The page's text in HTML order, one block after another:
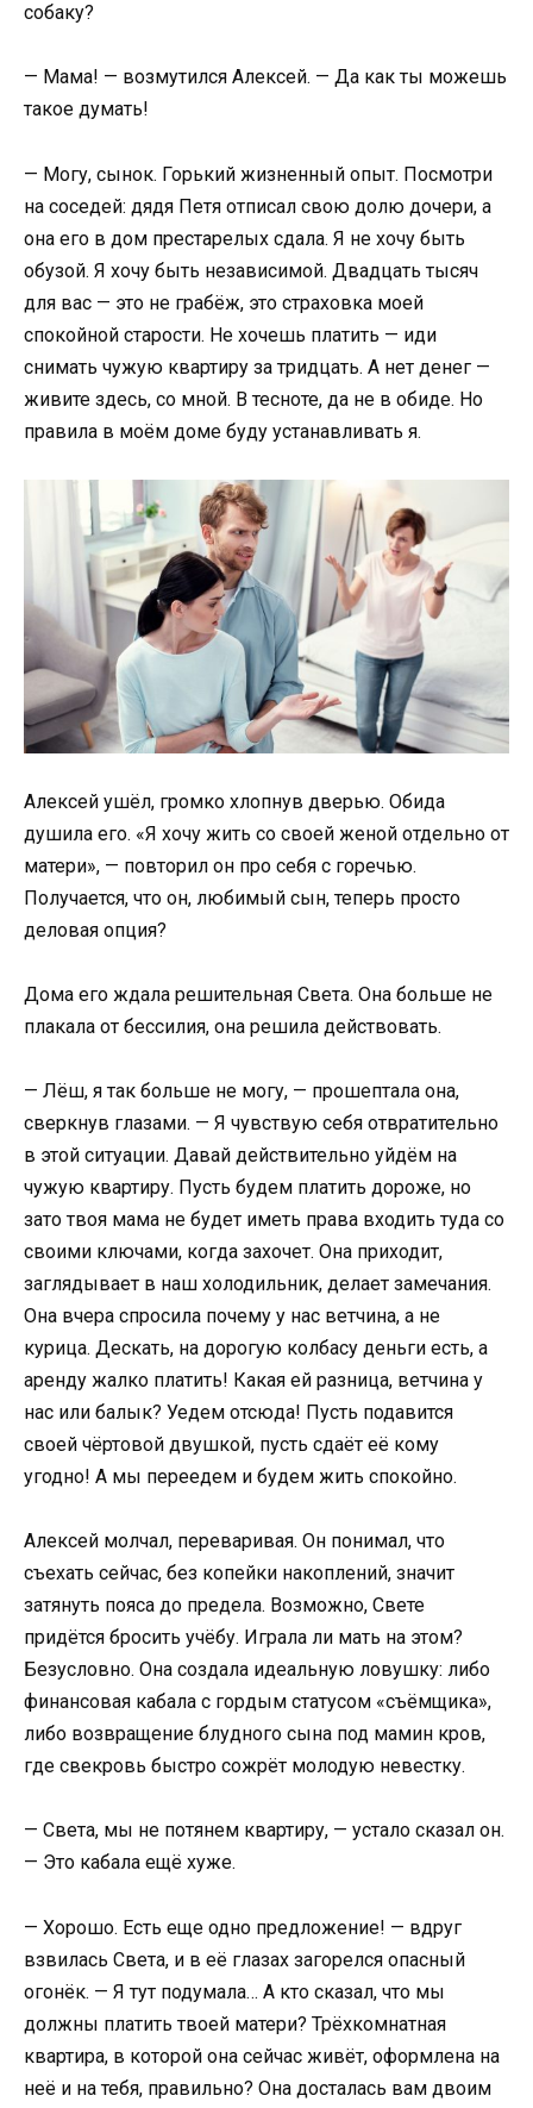
собаку?
— Мама! — возмутился Алексей. — Да как ты можешь
такое думать!
— Могу, сынок. Горький жизненный опыт. Посмотри
на соседей: дядя Петя отписал свою долю дочери, а
она его в дом престарелых сдала. Я не хочу быть
обузой. Я хочу быть независимой. Двадцать тысяч
для вас — это не грабёж, это страховка моей
спокойной старости. Не хочешь платить — иди
снимать чужую квартиру за тридцать. А нет денег —
живите здесь, со мной. В тесноте, да не в обиде. Но
правила в моём доме буду устанавливать я.
Алексей ушёл, громко хлопнув дверью. Обида
душила его. «Я хочу жить со своей женой отдельно от
матери», — повторил он про себя с горечью.
Получается, что он, любимый сын, теперь просто
деловая опция?
Дома его ждала решительная Света. Она больше не
плакала от бессилия, она решила действовать.
— Лёш, я так больше не могу, — прошептала она,
сверкнув глазами. — Я чувствую себя отвратительно
в этой ситуации. Давай действительно уйдём на
чужую квартиру. Пусть будем платить дороже, но
зато твоя мама не будет иметь права входить туда со
своими ключами, когда захочет. Она приходит,
заглядывает в наш холодильник, делает замечания.
Она вчера спросила почему у нас ветчина, а не
курица. Дескать, на дорогую колбасу деньги есть, а
аренду жалко платить! Какая ей разница, ветчина у
нас или балык? Уедем отсюда! Пусть подавится
своей чёртовой двушкой, пусть сдаёт её кому
угодно! А мы переедем и будем жить спокойно.
Алексей молчал, переваривая. Он понимал, что
съехать сейчас, без копейки накоплений, значит
затянуть пояса до предела. Возможно, Свете
придётся бросить учёбу. Играла ли мать на этом?
Безусловно. Она создала идеальную ловушку: либо
финансовая кабала с гордым статусом «съёмщика»,
либо возвращение блудного сына под мамин кров,
где свекровь быстро сожрёт молодую невестку.
— Света, мы не потянем квартиру, — устало сказал он.
— Это кабала ещё хуже.
— Хорошо. Есть еще одно предложение! — вдруг
взвилась Света, и в её глазах загорелся опасный
огонёк. — Я тут подумала… А кто сказал, что мы
должны платить твоей матери? Трёхкомнатная
квартира, в которой она сейчас живёт, оформлена на
неё и на тебя, правильно? Она досталась вам двоим